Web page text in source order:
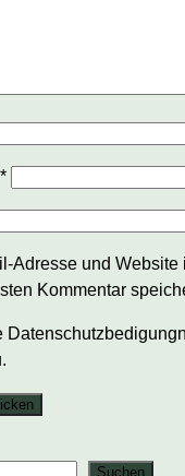
*
Adresse und
Kommentar
Suchen